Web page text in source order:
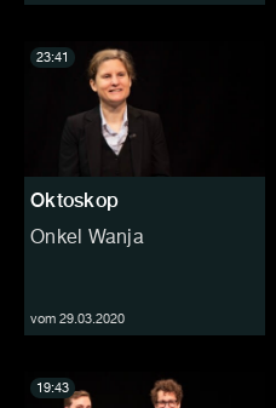
Oktoskop
Onkel Wanja
vom 29.03.2020
23:41
19:43